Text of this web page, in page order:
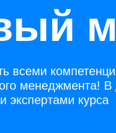
всеми
менеджмента! В
экспертами курса